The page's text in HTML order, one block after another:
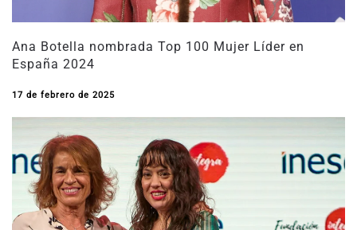
Ana Botella nombrada Top 100 Mujer Líder en
España 2024
17 de febrero de 2025